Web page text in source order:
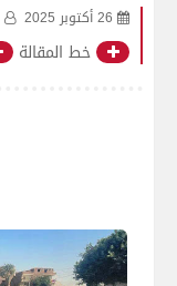
26 أكتوبر 2025
خط المقالة